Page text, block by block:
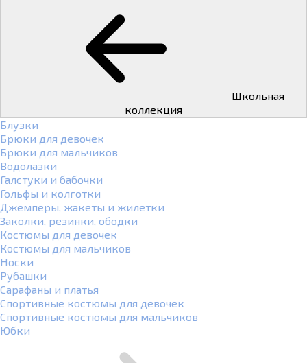
коллекция
Блузки
Брюки для девочек
Брюки для мальчиков
Водолазки
Галстуки и бабочки
Гольфы и колготки
Джемперы, жакеты и жилетки
Заколки, резинки, ободки
Костюмы для девочек
Костюмы для мальчиков
Носки
Рубашки
Сарафаны и платья
Спортивные костюмы для девочек
Спортивные костюмы для мальчиков
Юбки